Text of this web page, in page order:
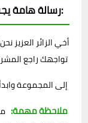
رسالة هامة يجب عليك قرائتها:
أخي الزائر العزيز
ملاحظة مهمة: